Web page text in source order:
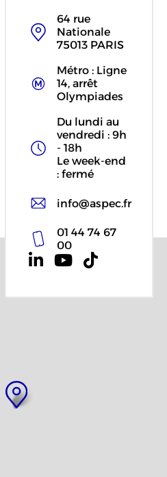
64 rue
Nationale
75013 PARIS
Métro : Ligne
14, arrêt
Olympiades
Du lundi au
vendredi : 9h
- 18h
Le week-end
: fermé
info@aspec.fr
01 44 74 67
00